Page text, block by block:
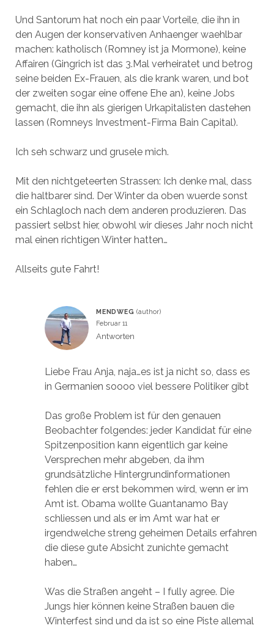
Und Santorum hat noch ein paar Vorteile, die ihn in
den Augen der konservativen Anhaenger waehlbar
machen: katholisch (Romney ist ja Mormone), keine
Affairen (Gingrich ist das 3.Mal verheiratet und betrog
seine beiden Ex-Frauen, als die krank waren, und bot
der zweiten sogar eine offene Ehe an), keine Jobs
gemacht, die ihn als gierigen Urkapitalisten dastehen
lassen (Romneys Investment-Firma Bain Capital).
Ich seh schwarz und grusele mich.
Mit den nichtgeteerten Strassen: Ich denke mal, dass
die haltbarer sind. Der Winter da oben wuerde sonst
ein Schlagloch nach dem anderen produzieren. Das
passiert selbst hier, obwohl wir dieses Jahr noch nicht
mal einen richtigen Winter hatten…
Allseits gute Fahrt!
MENDWEG
Februar 11
Antworten
Liebe Frau Anja, naja…es ist ja nicht so, dass es
in Germanien soooo viel bessere Politiker gibt
Das große Problem ist für den genauen
Beobachter folgendes: jeder Kandidat für eine
Spitzenposition kann eigentlich gar keine
Versprechen mehr abgeben, da ihm
grundsätzliche Hintergrundinformationen
fehlen die er erst bekommen wird, wenn er im
Amt ist. Obama wollte Guantanamo Bay
schliessen und als er im Amt war hat er
irgendwelche streng geheimen Details erfahren
die diese gute Absicht zunichte gemacht
haben…
Was die Straßen angeht – I fully agree. Die
Jungs hier können keine Straßen bauen die
Winterfest sind und da ist so eine Piste allemal